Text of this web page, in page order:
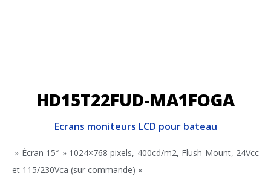
HD15T22FUD-MA1FOGA
Ecrans moniteurs LCD pour bateau
» Écran 15″ » 1024×768 pixels, 400cd/m2, Flush Mount, 24Vcc
et 115/230Vca (sur commande) «